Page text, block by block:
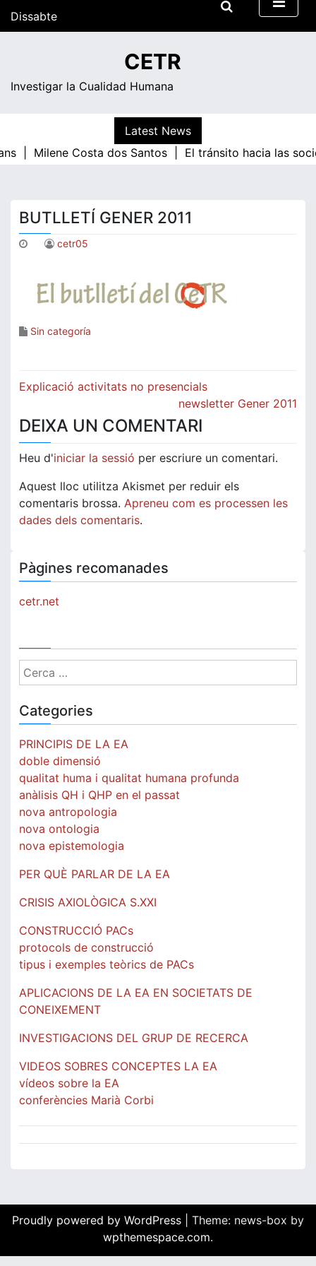
Dissabte
CETR
Investigar la Cualidad Humana
Latest News
|
Milene Costa dos Santos | El tránsito hacia las
BUTLLETÍ GENER 2011
cetr05
Sin categoría
Navegació
Explicació activitats no presencials
newsletter Gener 2011
DEIXA UN COMENTARI
Heu d'iniciar la sessió per escriure un comentari.
Aquest lloc utilitza Akismet per reduir els
comentaris brossa. Apreneu com es processen les
dades dels comentaris.
Pàgines recomanades
cetr.net
Cerca:
Categories
PRINCIPIS DE LA EA
doble dimensió
qualitat huma i qualitat humana profunda
anàlisis QH i QHP en el passat
nova antropologia
nova ontologia
nova epistemologia
PER QUÈ PARLAR DE LA EA
CRISIS AXIOLÒGICA S.XXI
CONSTRUCCIÓ PACs
protocols de construcció
tipus i exemples teòrics de PACs
APLICACIONS DE LA EA EN SOCIETATS DE
CONEIXEMENT
INVESTIGACIONS DEL GRUP DE RECERCA
VIDEOS SOBRES CONCEPTES LA EA
vídeos sobre la EA
conferències Marià Corbi
Proudly powered by WordPress
Theme: news-box by
wpthemespace.com.